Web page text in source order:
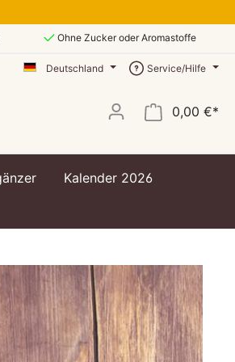
Ohne Zucker oder Aromastoffe
Deutschland Service/Hilfe
0,00 €*
Kalender 2026